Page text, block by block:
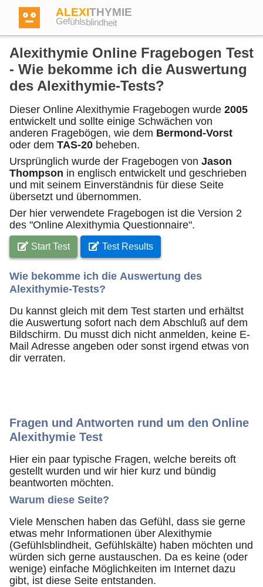
ALEXITHYMIE
Gefühlsblindheit
Test
Dictionary
Forum
Englisch
Alexithymie Online Fragebogen Test
- Wie bekomme ich die Auswertung
des Alexithymie-Tests?
Dieser Online Alexithymie Fragebogen wurde 2005
entwickelt und sollte einige Schwächen von
anderen Fragebögen, wie dem Bermond-Vorst
oder dem TAS-20 beheben.
Ursprünglich wurde der Fragebogen von Jason
Thompson in englisch entwickelt und geschrieben
und mit seinem Einverständnis für diese Seite
übersetzt und übernommen.
Der hier verwendete Fragebogen ist die Version 2
des "Online Alexithymia Questionnaire".
Start Test Test Results
Wie bekomme ich die Auswertung des
Alexithymie-Tests?
Du kannst gleich mit dem Test starten und erhältst
die Auswertung sofort nach dem Abschluß auf dem
Bildschirm. Du musst dich nicht anmelden, keine E-
Mail Adresse angeben oder sonst irgend etwas von
dir verraten.
Fragen und Antworten rund um den Online
Alexithymie Test
Hier ein paar typische Fragen, welche bereits oft
gestellt wurden und wir hier kurz und bündig
beantworten möchten.
Warum diese Seite?
Viele Menschen haben das Gefühl, dass sie gerne
etwas mehr Informationen über Alexithymie
(Gefühlsblindheit, Gefühlskälte) haben möchten und
würden sich gerne austauschen. Da es keine (oder
wenige) einfache Möglichkeiten im Internet dazu
gibt, ist diese Seite entstanden.